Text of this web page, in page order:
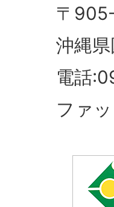
〒
沖縄
電話
ファ